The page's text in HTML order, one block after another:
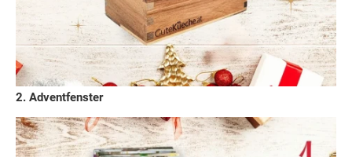
2. Adventfenster